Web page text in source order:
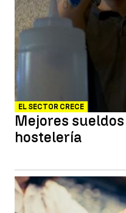
EL SECTOR CRECE
Mejores
hostelería